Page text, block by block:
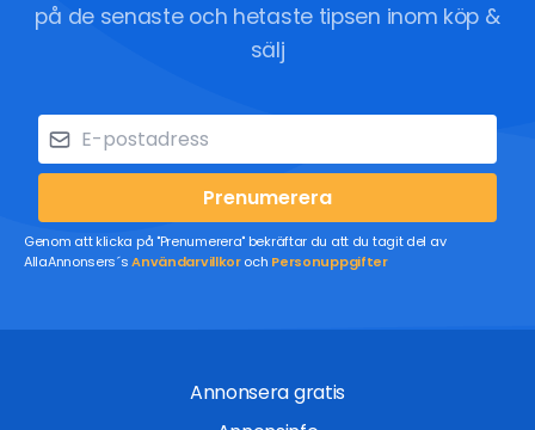
på de senaste och hetaste tipsen inom köp &
sälj
Prenumerera
Genom att klicka på "Prenumerera" bekräftar du att du tagit del av
AllaAnnonsers´sAnvändarvillkoroch Personuppgifter
Annonsera gratis